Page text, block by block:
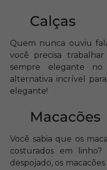
Calças
Quem nunca ouviu
você precisa
sempre elegante
alternativa incrível
elegante!
Macacões
Você sabia que os
costurados em
despojado, os